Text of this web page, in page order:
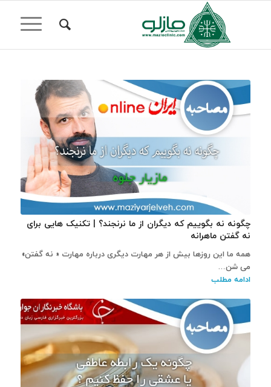
چگونه نه بگوییم که دیگران از ما نرنجند؟ | تکنیک هایی برای
نه گفتن ماهرانه
همه ما این روزها بیش از هر مهارت دیگری درباره مهارت « نه گفتن»
می شن…
ادامه مطلب